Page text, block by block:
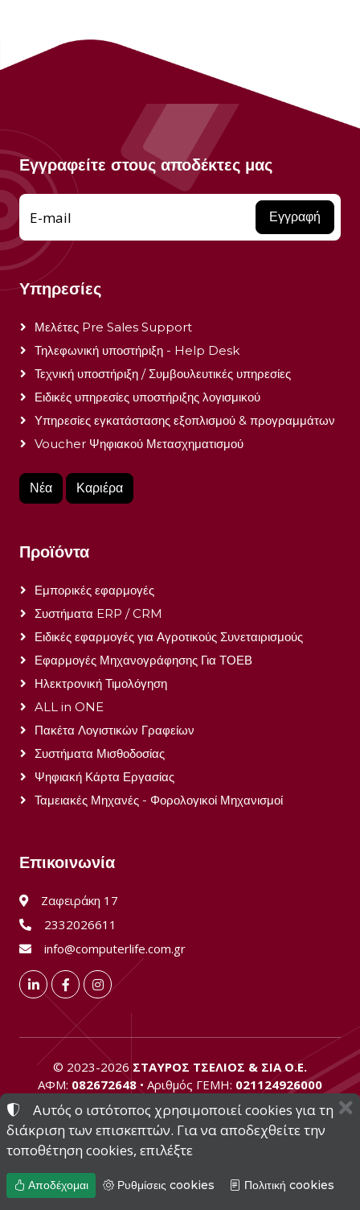
Εγγραφείτε στους αποδέκτες μας
Εγγραφή
E-mail
Υπηρεσίες
Μελέτες Pre Sales Support
Τηλεφωνική υποστήριξη - Help Desk
Τεχνική υποστήριξη / Συμβουλευτικές υπηρεσίες
Ειδικές υπηρεσίες υποστήριξης λογισμικού
Υπηρεσίες εγκατάστασης εξοπλισμού & προγραμμάτων
Voucher Ψηφιακού Μετασχηματισμού
Νέα Καριέρα
Προϊόντα
Εμπορικές εφαρμογές
Συστήματα ERP / CRM
Ειδικές εφαρμογές για Αγροτικούς Συνεταιρισμούς
Εφαρμογές Μηχανογράφησης Για ΤΟΕΒ
Ηλεκτρονική Τιμολόγηση
ALL in ONE
Πακέτα Λογιστικών Γραφείων
Συστήματα Μισθοδοσίας
Ψηφιακή Κάρτα Εργασίας
Ταμειακές Μηχανές - Φορολογικοί Μηχανισμοί
Επικοινωνία
Ζαφειράκη 17
2332026611
info@computerlife.com.gr
LinkedInFacebookInstagram
© 2023-2026 ΣΤΑΥΡΟΣ ΤΣΕΛΙΟΣ & ΣΙΑ Ο.Ε.
ΑΦΜ: 082672648• Αριθμός ΓΕΜΗ: 021124926000
ΟΡΟΙ ΧΡΗΣΗΣ•ΠΟΛΙΤΙΚΗ ΑΠΟΡΡΗΤΟΥ•ΠΟΛΙΤΙΚΗ COOKIES
ΡΥΘΜΙΣΕΙΣ COOKIES
TORUS website
Αυτός ο ιστότοπος χρησιμοποιεί cookies για τη
διάκριση των επισκεπτών. Για να αποδεχθείτε την
τοποθέτηση cookies, επιλέξτε
Αποδέχομαι Ρυθμίσεις cookies Πολιτική cookies